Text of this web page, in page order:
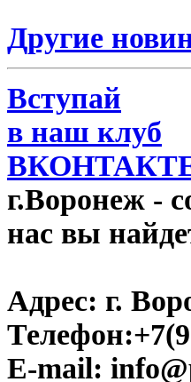
Другие
Вступай
в наш клуб
г.Воронеж -
нас вы
Адрес: г.
Телефон:
E-mail: